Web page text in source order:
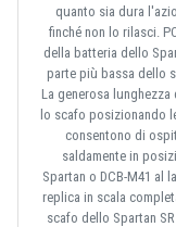
quanto sia dura
finché non lo rilasci.
della batteria dello
parte più bassa dello
La generosa
lo scafo posizionando
consentono di
saldamente in
Spartan o DCB-M41 al
replica in scala
scafo dello Spartan